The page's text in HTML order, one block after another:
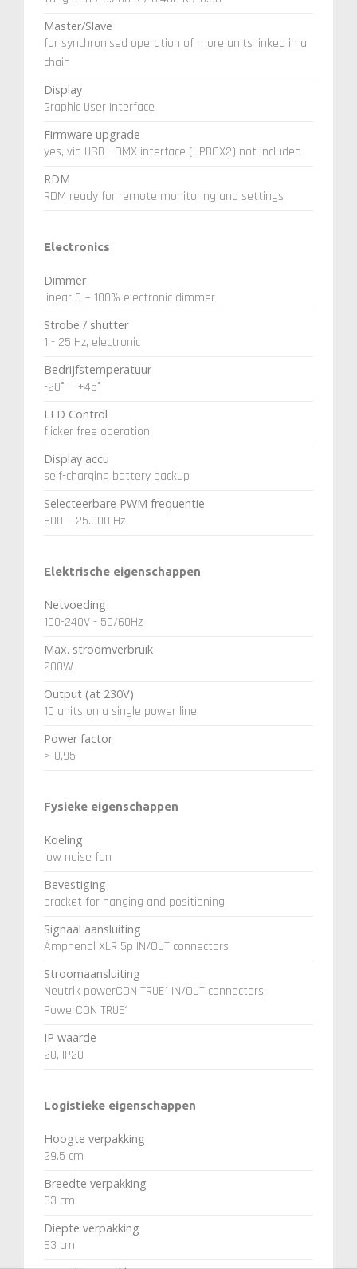
Master/Slave
for synchronised operation of more units linked in a
chain
Display
Graphic User Interface
Firmware upgrade
yes, via USB - DMX interface (UPBOX2) not included
RDM
RDM ready for remote monitoring and settings
Electronics
Dimmer
linear 0 ~ 100% electronic dimmer
Strobe / shutter
1 - 25 Hz, electronic
Bedrijfstemperatuur
-20° ~ +45°
LED Control
flicker free operation
Display accu
self-charging battery backup
Selecteerbare PWM frequentie
600 ~ 25.000 Hz
Elektrische eigenschappen
Netvoeding
100-240V - 50/60Hz
Max. stroomverbruik
200W
Output (at 230V)
10 units on a single power line
Power factor
> 0,95
Fysieke eigenschappen
Koeling
low noise fan
Bevestiging
bracket for hanging and positioning
Signaal aansluiting
Amphenol XLR 5p IN/OUT connectors
Stroomaansluiting
Neutrik powerCON TRUE1 IN/OUT connectors,
PowerCON TRUE1
IP waarde
20, IP20
Logistieke eigenschappen
Hoogte verpakking
29.5 cm
Breedte verpakking
33 cm
Diepte verpakking
63 cm